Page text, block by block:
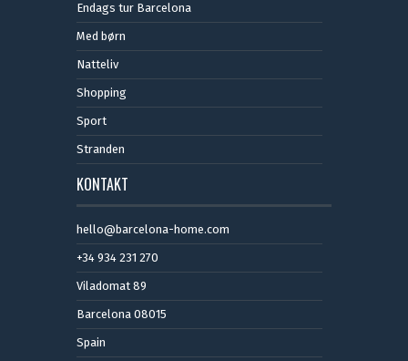
Endags tur Barcelona
Med børn
Natteliv
Shopping
Sport
Stranden
KONTAKT
hello@barcelona-home.com
+34 934 231 270
Viladomat 89
Barcelona 08015
Spain